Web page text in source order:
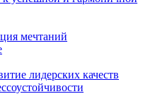
мечтаний
лидерских качеств